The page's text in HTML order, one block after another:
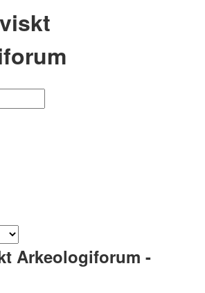
Arkeologiforum -